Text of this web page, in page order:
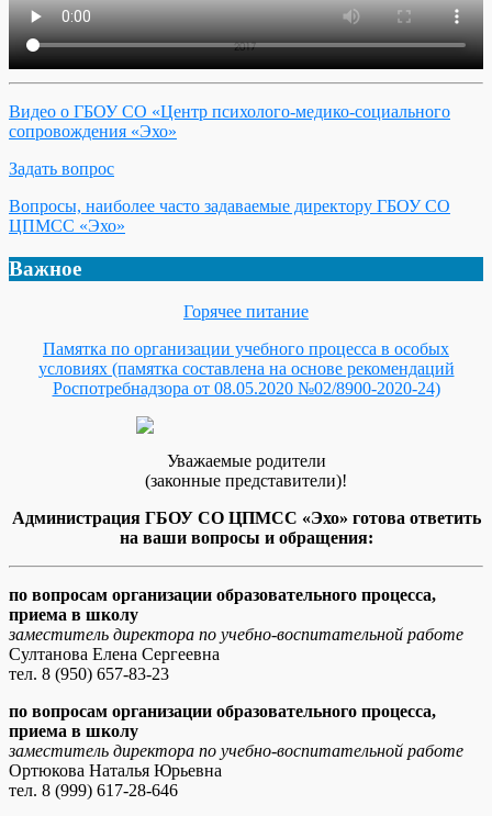
Видео о ГБОУ СО «Центр психолого-медико-социального
сопровождения «Эхо»
Задать вопрос
Вопросы, наиболее часто задаваемые директору ГБОУ СО
ЦПМСС «Эхо»
Важное
Горячее питание
Памятка по организации учебного процесса в особых
условиях (памятка составлена на основе рекомендаций
Роспотребнадзора от 08.05.2020 №02/8900-2020-24)
Уважаемые родители
(законные представители)!
Администрация ГБОУ СО ЦПМСС «Эхо» готова ответить
на ваши вопросы и обращения:
по вопросам организации образовательного процесса,
приема в школу
заместитель директора по учебно-воспитательной работе
Султанова Елена Сергеевна
тел. 8 (950) 657-83-23
по вопросам организации образовательного процесса,
приема в школу
заместитель директора по учебно-воспитательной работе
Ортюкова Наталья Юрьевна
тел. 8 (999) 617-28-646